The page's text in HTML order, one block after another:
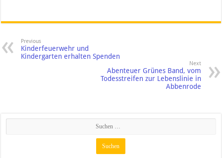
Previous
Kinderfeuerwehr und
Kindergarten erhalten Spenden
Next
Abenteuer Grünes Band, vom
Todesstreifen zur Lebenslinie in
Abbenrode